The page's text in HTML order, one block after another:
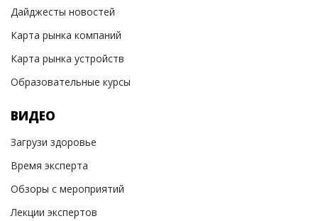
Дайджесты новостей
Карта рынка компаний
Карта рынка устройств
Образовательные курсы
ВИДЕО
Загрузи здоровье
Время эксперта
Обзоры с мероприятий
Лекции экспертов